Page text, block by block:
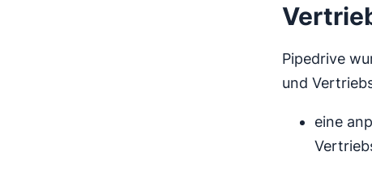
Pipedrive
und
eine